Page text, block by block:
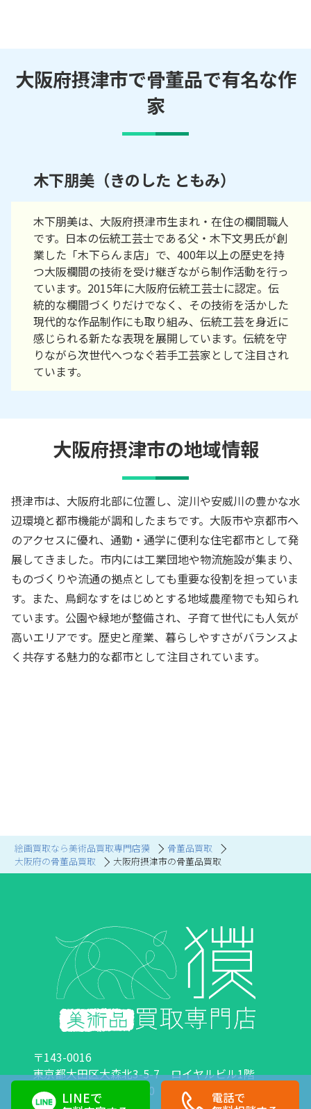
LINEで 電話で
絵画買取なら美術品買取専門店獏
骨董品買取
大阪府の骨董品買取
大阪府摂津市の骨董品買取
大阪府摂津市で骨董品で有名な作
家
木下朋美（きのした ともみ）
木下朋美は、大阪府摂津市生まれ・在住の欄間職人
です。日本の伝統工芸士である父・木下文男氏が創
業した「木下らんま店」で、400年以上の歴史を持
つ大阪欄間の技術を受け継ぎながら制作活動を行っ
ています。2015年に大阪府伝統工芸士に認定。伝
統的な欄間づくりだけでなく、その技術を活かした
現代的な作品制作にも取り組み、伝統工芸を身近に
感じられる新たな表現を展開しています。伝統を守
りながら次世代へつなぐ若手工芸家として注目され
ています。
大阪府摂津市の地域情報
摂津市は、大阪府北部に位置し、淀川や安威川の豊かな水
辺環境と都市機能が調和したまちです。大阪市や京都市へ
のアクセスに優れ、通勤・通学に便利な住宅都市として発
展してきました。市内には工業団地や物流施設が集まり、
ものづくりや流通の拠点としても重要な役割を担っていま
す。また、鳥飼なすをはじめとする地域農産物でも知られ
ています。公園や緑地が整備され、子育て世代にも人気が
高いエリアです。歴史と産業、暮らしやすさがバランスよ
く共存する魅力的な都市として注目されています。
〒143-0016
東京都大田区大森北3-5-7 ロイヤルビル1階
営業時間：10:00～18:00 定休日：日曜日・祝日